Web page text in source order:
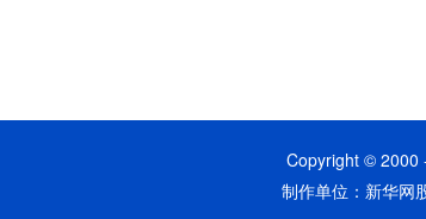
Copyright © 2000
制作单位：新华